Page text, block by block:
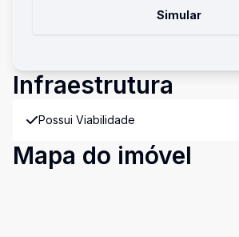
Simular
Infraestrutura
Possui Viabilidade
Mapa do imóvel